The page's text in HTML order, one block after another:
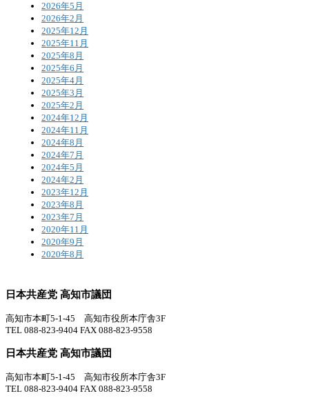
2026年5月
2026年2月
2025年12月
2025年11月
2025年8月
2025年6月
2025年4月
2025年3月
2025年2月
2024年12月
2024年11月
2024年8月
2024年7月
2024年5月
2024年2月
2023年12月
2023年8月
2023年7月
2020年11月
2020年9月
2020年8月
日本共産党 高知市議団
高知市本町5-1-45 高知市役所本庁舎3F
TEL 088-823-9404 FAX 088-823-9558
日本共産党 高知市議団
高知市本町5-1-45 高知市役所本庁舎3F
TEL 088-823-9404 FAX 088-823-9558